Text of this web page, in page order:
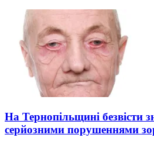
На Тернопільщині безвісти
серйозними порушеннями